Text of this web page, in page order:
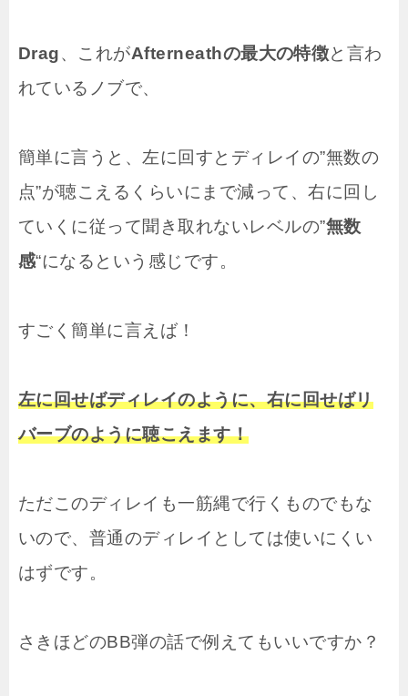
Drag、これがAfterneathの最大の特徴と言わ
れているノブで、
簡単に言うと、左に回すとディレイの”無数の
点”が聴こえるくらいにまで減って、右に回し
ていくに従って聞き取れないレベルの”無数
感“になるという感じです。
すごく簡単に言えば！
左に回せばディレイのように、右に回せばリ
バーブのように聴こえます！
ただこのディレイも一筋縄で行くものでもな
いので、普通のディレイとしては使いにくい
はずです。
さきほどのBB弾の話で例えてもいいですか？